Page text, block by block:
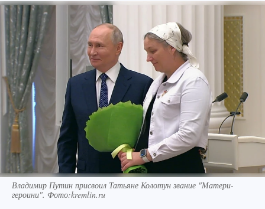
Владимир Путин присвоил Татьяне Колотун звание "Матери-
героини". Фото:kremlin.ru